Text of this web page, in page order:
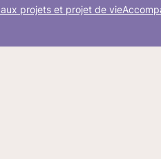
projets et projet de vie